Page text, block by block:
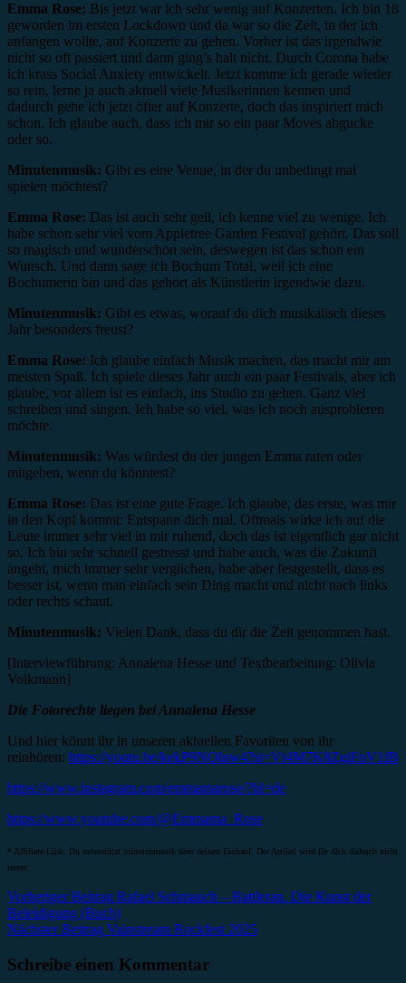
Emma Rose: Bis jetzt war ich sehr wenig auf Konzerten. Ich bin 18
geworden im ersten Lockdown und da war so die Zeit, in der ich
anfangen wollte, auf Konzerte zu gehen. Vorher ist das irgendwie
nicht so oft passiert und dann ging’s halt nicht. Durch Corona habe
ich krass Social Anxiety entwickelt. Jetzt komme ich gerade wieder
so rein, lerne ja auch aktuell viele Musikerinnen kennen und
dadurch gehe ich jetzt öfter auf Konzerte, doch das inspiriert mich
schon. Ich glaube auch, dass ich mir so ein paar Moves abgucke
oder so.
Minutenmusik: Gibt es eine Venue, in der du unbedingt mal
spielen möchtest?
Emma Rose: Das ist auch sehr geil, ich kenne viel zu wenige. Ich
habe schon sehr viel vom Appletree Garden Festival gehört. Das soll
so magisch und wunderschön sein, deswegen ist das schon ein
Wunsch. Und dann sage ich Bochum Total, weil ich eine
Bochumerin bin und das gehört als Künstlerin irgendwie dazu.
Minutenmusik: Gibt es etwas, worauf du dich musikalisch dieses
Jahr besonders freust?
Emma Rose: Ich glaube einfach Musik machen, das macht mir am
meisten Spaß. Ich spiele dieses Jahr auch ein paar Festivals, aber ich
glaube, vor allem ist es einfach, ins Studio zu gehen. Ganz viel
schreiben und singen. Ich habe so viel, was ich noch ausprobieren
möchte.
Minutenmusik: Was würdest du der jungen Emma raten oder
mitgeben, wenn du könntest?
Emma Rose: Das ist eine gute Frage. Ich glaube, das erste, was mir
in den Kopf kommt: Entspann dich mal. Oftmals wirke ich auf die
Leute immer sehr viel in mir ruhend, doch das ist eigentlich gar nicht
so. Ich bin sehr schnell gestresst und habe auch, was die Zukunft
angeht, mich immer sehr verglichen, habe aber festgestellt, dass es
besser ist, wenn man einfach sein Ding macht und nicht nach links
oder rechts schaut.
Minutenmusik: Vielen Dank, dass du dir die Zeit genommen hast.
[Interviewführung: Annalena Hesse und Textbearbeitung: Olivia
Volkmann]
Die Fotorechte liegen bei Annalena Hesse
Und hier könnt ihr in unseren aktuellen Favoriten von ihr
reinhören: https://youtu.be/kekP9NOlnw4?si=Vt4M7K8ZgiFnV1fB
https://www.instagram.com/emmamarose/?hl=de
https://www.youtube.com/@Emmama_Rose
* Affiliate-Link: Du unterstützt minutenmusik über deinen Einkauf. Der Artikel wird für dich dadurch nicht
teurer.
Beitragsnavigation
Vorheriger Beitrag Rafael Schmauch – Battlerap. Die Kunst der
Beleidigung (Buch)
Nächster Beitrag Vainstream Rockfest 2025
Schreibe einen Kommentar